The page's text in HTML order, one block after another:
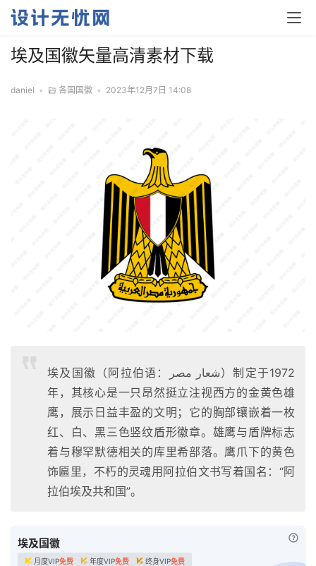
埃及国徽矢量高清素材下载
daniel • 各国国徽 • 2023年12月7日 14:08
埃及国徽（阿拉伯语：شعار مصر‎）制定于1972
年，其核心是一只昂然挺立注视西方的金黄色雄
鹰，展示日益丰盈的文明；它的胸部镶嵌着一枚
红、白、黑三色竖纹盾形徽章。雄鹰与盾牌标志
着与穆罕默德相关的库里希部落。鹰爪下的黄色
饰匾里，不朽的灵魂用阿拉伯文书写着国名：“阿
拉伯埃及共和国”。
埃及国徽
月度VIP免费 年度VIP免费 终身VIP免费